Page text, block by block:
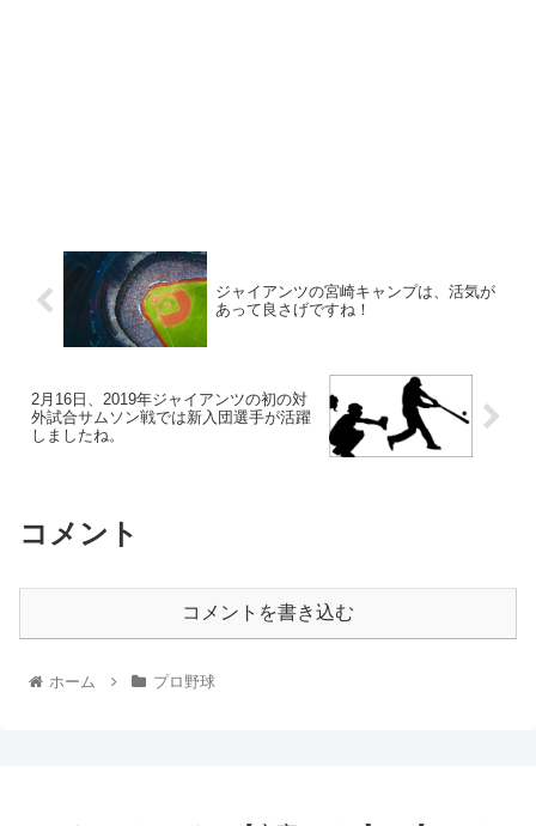
ジャイアンツの宮崎キャンプは、活気が
あって良さげですね！
2月16日、2019年ジャイアンツの初の対
外試合サムソン戦では新入団選手が活躍
しましたね。
コメント
コメントを書き込む
ホーム プロ野球